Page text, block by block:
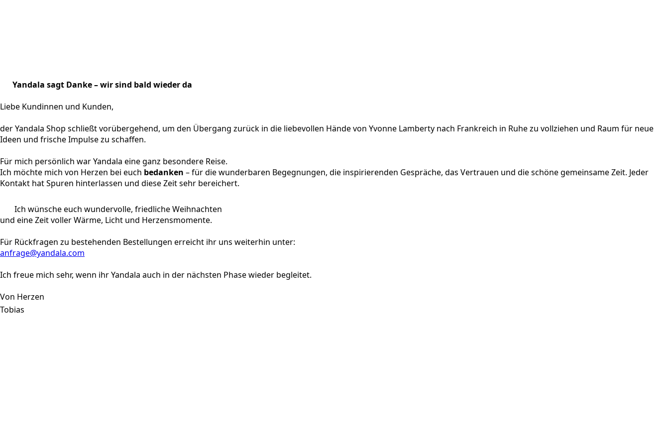
Yandala sagt Danke – wir sind bald wieder da
Liebe Kundinnen und Kunden,
der Yandala Shop schließt vorübergehend, um den Übergang zurück in die liebevollen Hände von Yvonne Lamberty nach Frankreich in Ruhe zu vollziehen und Raum für neue
Ideen und frische Impulse zu schaffen.
Für mich persönlich war Yandala eine ganz besondere Reise.
Ich möchte mich von Herzen bei euch bedanken – für die wunderbaren Begegnungen, die inspirierenden Gespräche, das Vertrauen und die schöne gemeinsame Zeit. Jeder
Kontakt hat Spuren hinterlassen und diese Zeit sehr bereichert.
Ich wünsche euch wundervolle, friedliche Weihnachten
und eine Zeit voller Wärme, Licht und Herzensmomente.
Für Rückfragen zu bestehenden Bestellungen erreicht ihr uns weiterhin unter:
anfrage@yandala.com
Ich freue mich sehr, wenn ihr Yandala auch in der nächsten Phase wieder begleitet.
Von Herzen
Tobias